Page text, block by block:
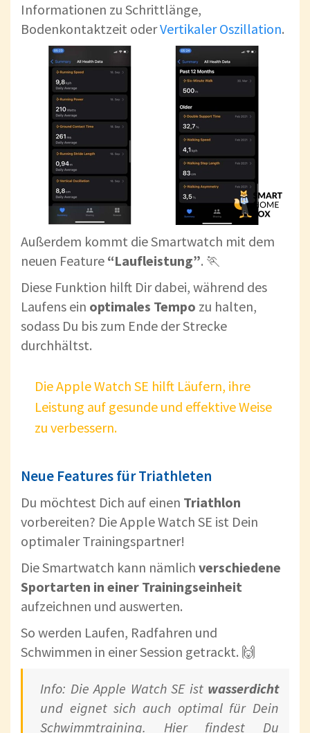
Informationen zu Schrittlänge,
Bodenkontaktzeit oderVertikaler Oszillation.
Außerdem kommt die Smartwatch mit dem
neuen Feature “Laufleistung”. 🏃
Diese Funktion hilft Dir dabei, während des
Laufens ein optimales Tempo zu halten,
sodass Du bis zum Ende der Strecke
durchhältst.
Die Apple Watch SE hilft Läufern, ihre
Leistung auf gesunde und effektive Weise
zu verbessern.
Neue Features für Triathleten
Du möchtest Dich auf einen Triathlon
vorbereiten? Die Apple Watch SE ist Dein
optimaler Trainingspartner!
Die Smartwatch kann nämlich verschiedene
Sportarten in einer Trainingseinheit
aufzeichnen und auswerten.
So werden Laufen, Radfahren und
Schwimmen in einer Session getrackt. 🙌
Info: Die Apple Watch SE ist wasserdicht
und eignet sich auch optimal für Dein
Schwimmtraining. Hier findest Du